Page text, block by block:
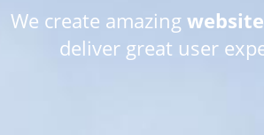
We create amazing
deliver great user